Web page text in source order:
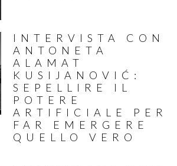
INTERVISTA CON
ANTONETA
ALAMAT
KUSIJANOVIĆ:
SEPELLIRE IL
POTERE
ARTIFICIALE PER
FAR EMERGERE
QUELLO VERO